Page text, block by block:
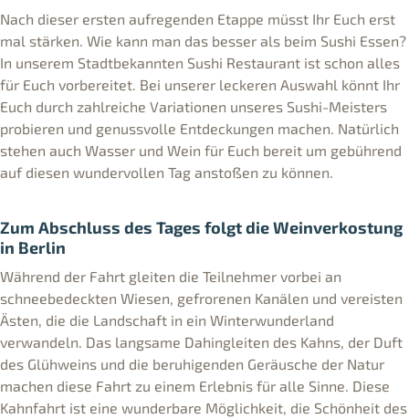
Nach dieser ersten aufregenden Etappe müsst Ihr Euch erst
mal stärken. Wie kann man das besser als beim Sushi Essen?
In unserem Stadtbekannten Sushi Restaurant ist schon alles
für Euch vorbereitet. Bei unserer leckeren Auswahl könnt Ihr
Euch durch zahlreiche Variationen unseres Sushi-Meisters
probieren und genussvolle Entdeckungen machen. Natürlich
stehen auch Wasser und Wein für Euch bereit um gebührend
auf diesen wundervollen Tag anstoßen zu können.
Zum Abschluss des Tages folgt die Weinverkostung
in Berlin
Während der Fahrt gleiten die Teilnehmer vorbei an
schneebedeckten Wiesen, gefrorenen Kanälen und vereisten
Ästen, die die Landschaft in ein Winterwunderland
verwandeln. Das langsame Dahingleiten des Kahns, der Duft
des Glühweins und die beruhigenden Geräusche der Natur
machen diese Fahrt zu einem Erlebnis für alle Sinne. Diese
Kahnfahrt ist eine wunderbare Möglichkeit, die Schönheit des